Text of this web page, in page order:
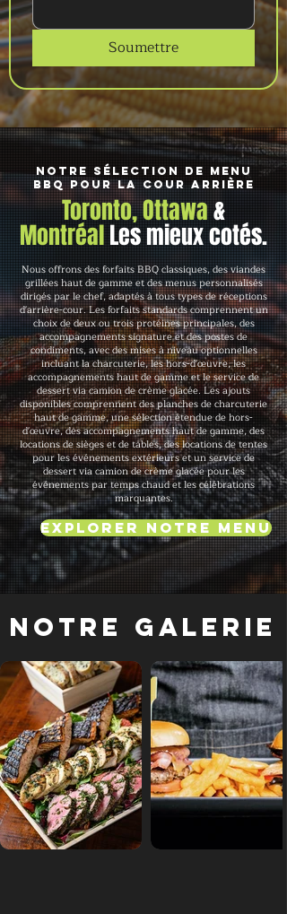
Soumettre
Notre sélection de menu
BBQ pour la cour arrière
Toronto, Ottawa&
MontréalLes mieux cotés.
Nous offrons des forfaits BBQ classiques, des viandes
grillées haut de gamme et des menus personnalisés
dirigés par le chef, adaptés à tous types de réceptions
d'arrière-cour. Les forfaits standards comprennent un
choix de deux ou trois protéines principales, des
accompagnements signature et des postes de
condiments, avec des mises à niveau optionnelles
incluant la charcuterie, les hors-d'œuvre, les
accompagnements haut de gamme et le service de
dessert via camion de crème glacée. Les ajouts
disponibles comprennent des planches de charcuterie
haut de gamme, une sélection étendue de hors-
d'œuvre, des accompagnements haut de gamme, des
locations de sièges et de tables, des locations de tentes
pour les événements extérieurs et un service de
dessert via camion de crème glacée pour les
événements par temps chaud et les célébrations
marquantes.
Explorer notre menu
Notre galerie